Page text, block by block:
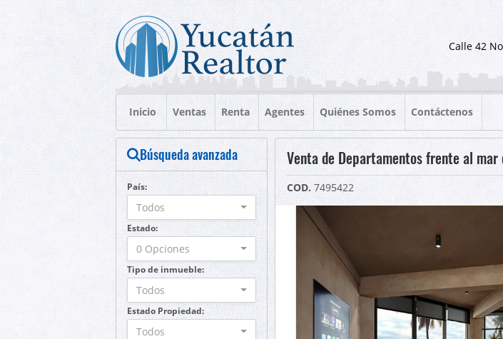
Calle 42
Inicio Ventas Renta Agentes Quiénes Somos Contáctenos
Búsqueda avanzada
País:
Todos
Estado:
0 Opciones
Tipo de inmueble:
Todos
Estado Propiedad:
Todos
Venta de Departamentos frente al mar
COD.7495422